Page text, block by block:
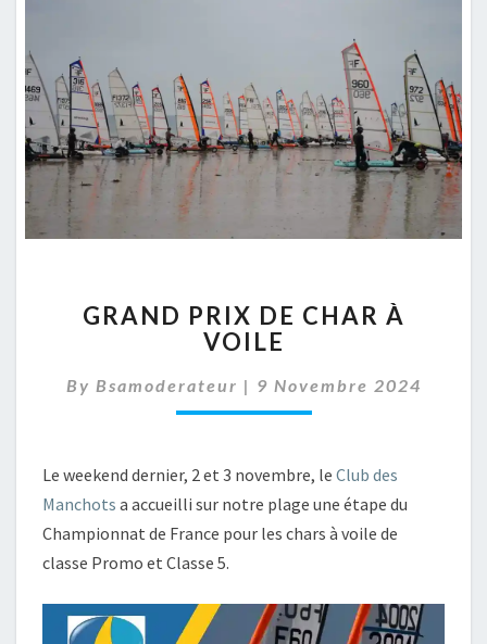
PRIX
VOILE
GRAND PRIX DE CHAR À
VOILE
By Bsamoderateur | 9 Novembre 2024
Le weekend dernier, 2 et 3 novembre, le Club des
Manchots a accueilli sur notre plage une étape du
Championnat de France pour les chars à voile de
classe Promo et Classe 5.